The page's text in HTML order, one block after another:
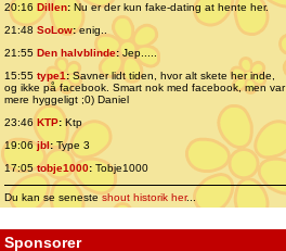
20:16 Dillen: Nu er der kun fake-dating at hente her.
21:48 SoLow:enig..
21:55 Den halvblinde:Jep.....
15:55 type1:Savner lidt tiden, hvor alt skete her inde,
og ikke på facebook. Smart nok med facebook, men var
mere hyggeligt ;0) Daniel
23:46 KTP:Ktp
19:06jbl:Type 3
17:05tobje1000: Tobje1000
Du kan se senesteshout historik her...
Sponsorer